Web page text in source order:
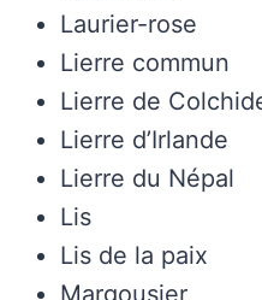
Laurier-rose
Lierre commun
Lierre de
Lierre d’Irlande
Lierre du Népal
Lis
Lis de la paix
Margousier